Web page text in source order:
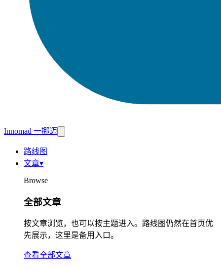
Innomad 一挪迈
路线图
文章▾
Browse
全部文章
按文章浏览，也可以按主题进入。路线图仍然在首页优
先展示，这里是备用入口。
查看全部文章